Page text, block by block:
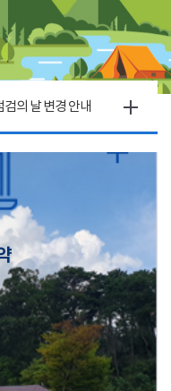
의 날 변경 안내
공지
검의 날 변경 안내
공지